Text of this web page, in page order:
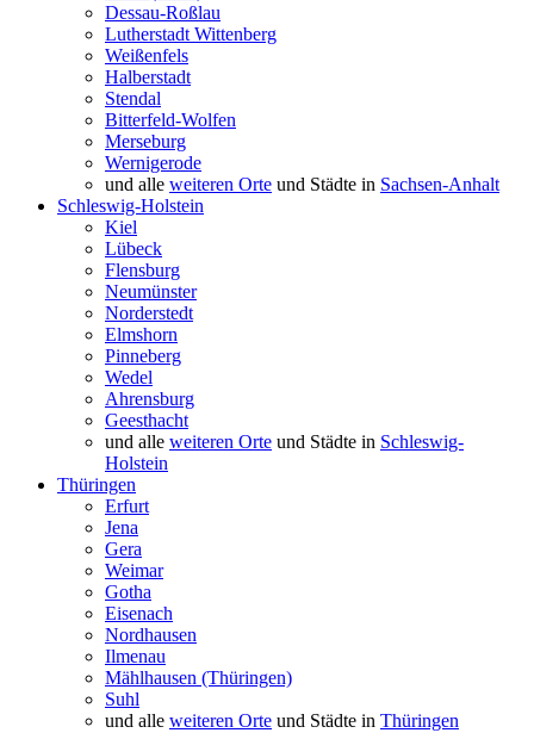
Dessau-Roßlau
Lutherstadt Wittenberg
Weißenfels
Halberstadt
Stendal
Bitterfeld-Wolfen
Merseburg
Wernigerode
und alle weiteren Orte und Städte in Sachsen-Anhalt
Schleswig-Holstein
Kiel
Lübeck
Flensburg
Neumünster
Norderstedt
Elmshorn
Pinneberg
Wedel
Ahrensburg
Geesthacht
und alle weiteren Orte und Städte in Schleswig-
Holstein
Thüringen
Erfurt
Jena
Gera
Weimar
Gotha
Eisenach
Nordhausen
Ilmenau
Mählhausen (Thüringen)
Suhl
und alle weiteren Orte und Städte in Thüringen